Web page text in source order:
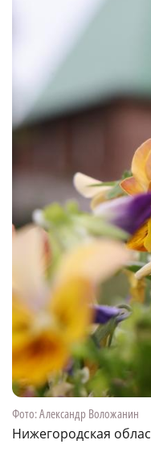
Фото: Александр Воложанин
Нижегородская